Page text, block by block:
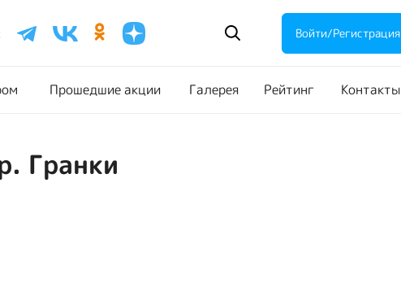
Войти/Регистрация
Прошедшие акции Галерея Рейтинг Контакты
Как стать волонтером Прошедшие акции
Гранки